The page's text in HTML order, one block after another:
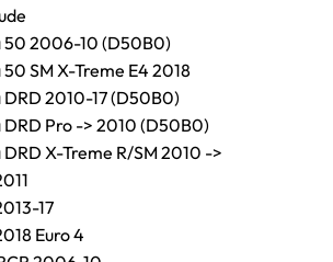
50 2006-10 (D50B0)
SM X-Treme E4 2018
2010-17 (D50B0)
Pro -> 2010 (D50B0)
X-Treme R/SM 2010 ->
17
Euro 4